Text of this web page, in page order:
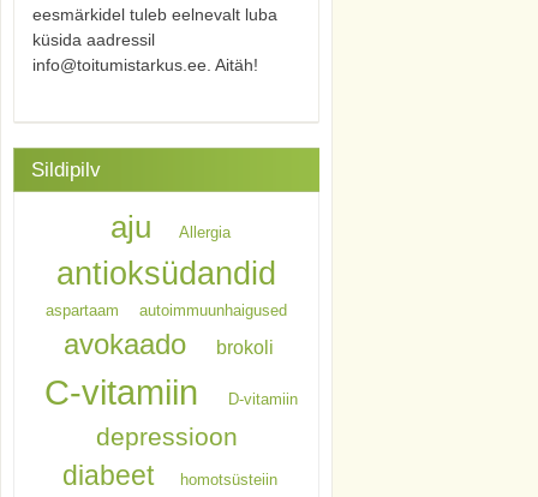
eesmärkidel tuleb eelnevalt luba
küsida aadressil
info@toitumistarkus.ee. Aitäh!
Sildipilv
aju Allergia
antioksüdandid
aspartaam autoimmuunhaigused
avokaado brokoli
C-vitamiin D-vitamiin
depressioon
diabeet homotsüsteiin